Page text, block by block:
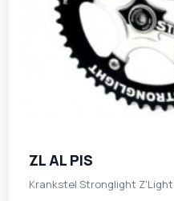
ZL AL PIS
Krankstel Stronglight